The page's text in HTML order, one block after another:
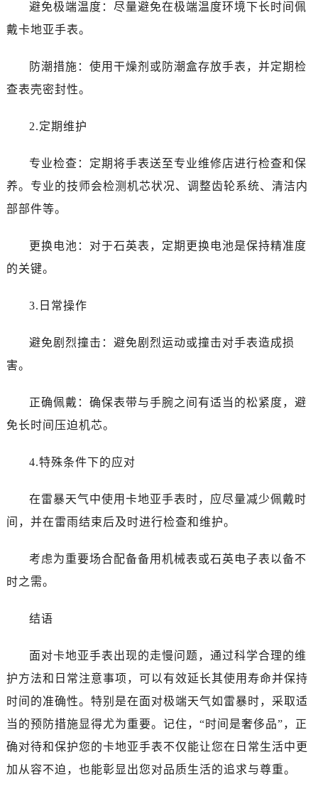
避免极端温度：尽量避免在极端温度环境下长时间佩
戴卡地亚手表。
防潮措施：使用干燥剂或防潮盒存放手表，并定期检
查表壳密封性。
2.定期维护
专业检查：定期将手表送至专业维修店进行检查和保
养。专业的技师会检测机芯状况、调整齿轮系统、清洁内
部部件等。
更换电池：对于石英表，定期更换电池是保持精准度
的关键。
3.日常操作
避免剧烈撞击：避免剧烈运动或撞击对手表造成损
害。
正确佩戴：确保表带与手腕之间有适当的松紧度，避
免长时间压迫机芯。
4.特殊条件下的应对
在雷暴天气中使用卡地亚手表时，应尽量减少佩戴时
间，并在雷雨结束后及时进行检查和维护。
考虑为重要场合配备备用机械表或石英电子表以备不
时之需。
结语
面对卡地亚手表出现的走慢问题，通过科学合理的维
护方法和日常注意事项，可以有效延长其使用寿命并保持
时间的准确性。特别是在面对极端天气如雷暴时，采取适
当的预防措施显得尤为重要。记住，“时间是奢侈品”，正
确对待和保护您的卡地亚手表不仅能让您在日常生活中更
加从容不迫，也能彰显出您对品质生活的追求与尊重。